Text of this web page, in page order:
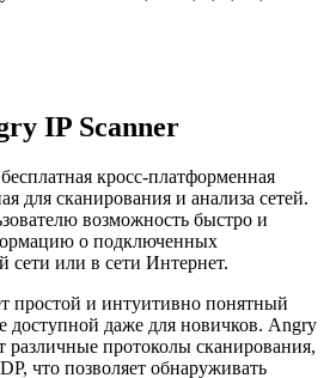
IP Scanner
кросс-платформенная
для сканирования и анализа сетей.
возможность быстро и
о подключенных
сети или в сети Интернет.
простой и интуитивно понятный
доступной даже для новичков. Angry
различные протоколы сканирования,
что позволяет обнаруживать